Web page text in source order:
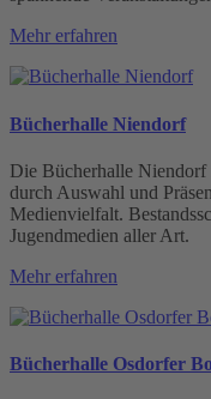
Mehr erfahren
Bücherhalle Niendorf
Die Bücherhalle Niendorf
durch Auswahl und
Medienvielfalt.
Jugendmedien aller Art.
Mehr erfahren
Bücherhalle Osdorfer